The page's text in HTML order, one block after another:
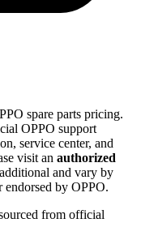
spare parts pricing.
OPPO support
service center, and
visit an authorized
and vary by
endorsed by OPPO.
from official